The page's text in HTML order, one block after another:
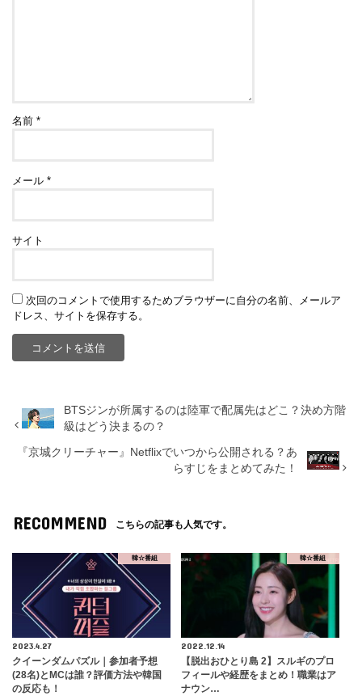
名前*
メール*
サイト
次回のコメントで使用するためブラウザーに自分の名前、メールア
ドレス、サイトを保存する。
BTSジンが所属するのは陸軍で配属先はどこ？決め方階
級はどう決まるの？
『京城クリーチャー』Netflixでいつから公開される？あ
らすじをまとめてみた！
RECOMMEND こちらの記事も人気です。
韓☆番組
2023.4.27
クイーンダムパズル｜参加者予想
(28名)とMCは誰？評価方法や韓国
の反応も！
韓☆番組
2022.12.14
【脱出おひとり島 2】スルギのプロ
フィールや経歴をまとめ！職業はア
ナウン…